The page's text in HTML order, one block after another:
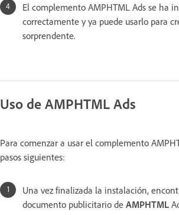
El complemento AMPHTML Ads se ha
correctamente y ya puede usarlo para
sorprendente.
Uso de AMPHTML Ads
Para comenzar a usar el complemento
pasos siguientes:
Una vez finalizada la instalación,
documento publicitario de AMPHTML